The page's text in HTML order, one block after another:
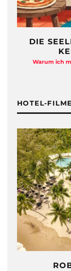
DIE
Warum ich
HOTEL-FILME